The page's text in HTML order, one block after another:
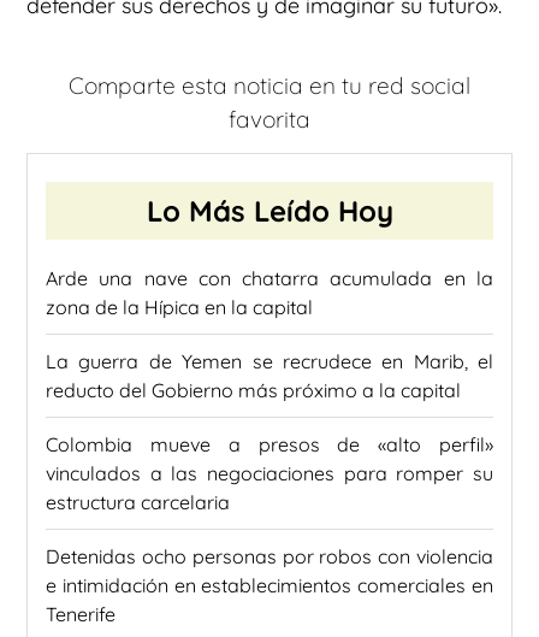
defender sus derechos y de imaginar su futuro».
Comparte esta noticia en tu red social
favorita
Lo Más Leído Hoy
Arde una nave con chatarra acumulada en la
zona de la Hípica en la capital
La guerra de Yemen se recrudece en Marib, el
reducto del Gobierno más próximo a la capital
Colombia mueve a presos de «alto perfil»
vinculados a las negociaciones para romper su
estructura carcelaria
Detenidas ocho personas por robos con violencia
e intimidación en establecimientos comerciales en
Tenerife